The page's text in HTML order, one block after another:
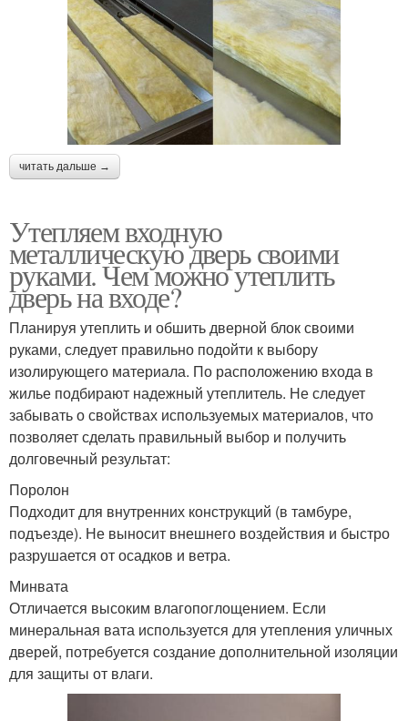
читать дальше →
Утепляем входную
металлическую дверь своими
руками. Чем можно утеплить
дверь на входе?
Планируя утеплить и обшить дверной блок своими
руками, следует правильно подойти к выбору
изолирующего материала. По расположению входа в
жилье подбирают надежный утеплитель. Не следует
забывать о свойствах используемых материалов, что
позволяет сделать правильный выбор и получить
долговечный результат:
Поролон
Подходит для внутренних конструкций (в тамбуре,
подъезде). Не выносит внешнего воздействия и быстро
разрушается от осадков и ветра.
Минвата
Отличается высоким влагопоглощением. Если
минеральная вата используется для утепления уличных
дверей, потребуется создание дополнительной изоляции
для защиты от влаги.